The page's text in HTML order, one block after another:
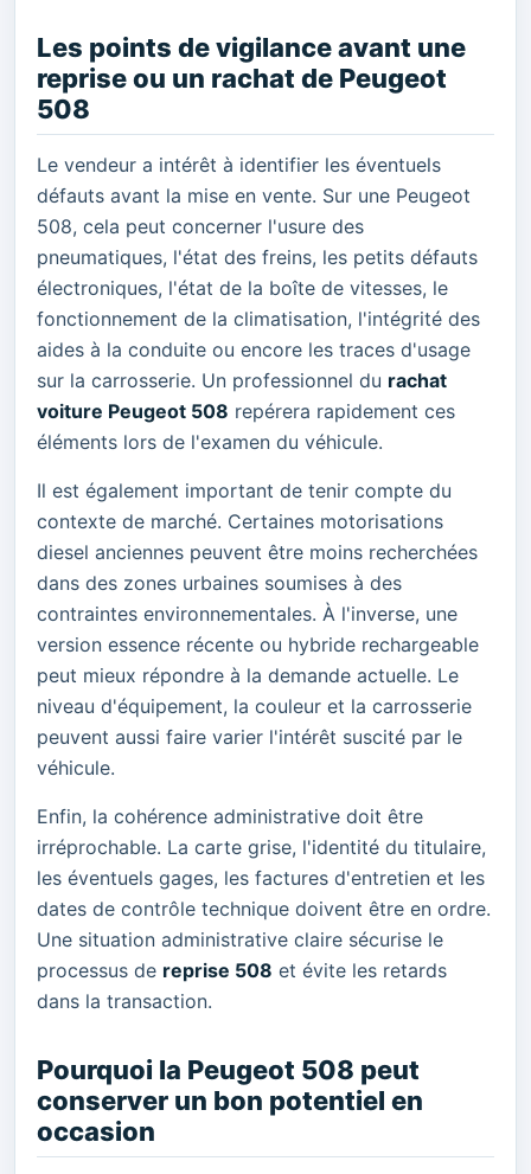
Les points de vigilance avant une
reprise ou un rachat de Peugeot
508
Le vendeur a intérêt à identifier les éventuels
défauts avant la mise en vente. Sur une Peugeot
508, cela peut concerner l'usure des
pneumatiques, l'état des freins, les petits défauts
électroniques, l'état de la boîte de vitesses, le
fonctionnement de la climatisation, l'intégrité des
aides à la conduite ou encore les traces d'usage
sur la carrosserie. Un professionnel du rachat
voiture Peugeot 508 repérera rapidement ces
éléments lors de l'examen du véhicule.
Il est également important de tenir compte du
contexte de marché. Certaines motorisations
diesel anciennes peuvent être moins recherchées
dans des zones urbaines soumises à des
contraintes environnementales. À l'inverse, une
version essence récente ou hybride rechargeable
peut mieux répondre à la demande actuelle. Le
niveau d'équipement, la couleur et la carrosserie
peuvent aussi faire varier l'intérêt suscité par le
véhicule.
Enfin, la cohérence administrative doit être
irréprochable. La carte grise, l'identité du titulaire,
les éventuels gages, les factures d'entretien et les
dates de contrôle technique doivent être en ordre.
Une situation administrative claire sécurise le
processus de reprise 508 et évite les retards
dans la transaction.
Pourquoi la Peugeot 508 peut
conserver un bon potentiel en
occasion